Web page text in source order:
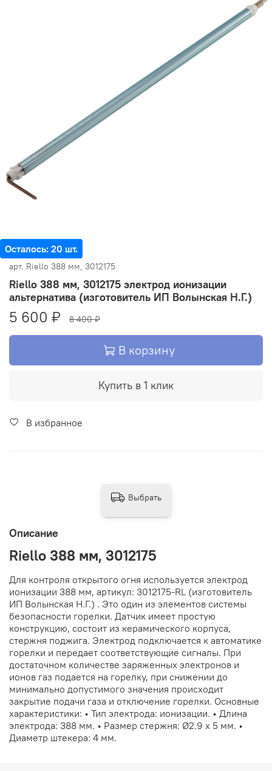
Осталось: 20 шт.
арт. Riello 388 мм, 3012175
Riello 388 мм, 3012175 электрод ионизации
альтернатива (изготовитель ИП Волынская Н.Г.)
5 600 ₽ 8 400 ₽
В корзину
Купить в 1 клик
В избранное
Описание
Riello 388 мм, 3012175
Для контроля открытого огня используется электрод
ионизации 388 мм, артикул: 3012175-RL (изготовитель
ИП Волынская Н.Г.) . Это один из элементов системы
безопасности горелки. Датчик имеет простую
конструкцию, состоит из керамического корпуса,
стержня поджига. Электрод подключается к автоматике
горелки и передает соответствующие сигналы. При
достаточном количестве заряженных электронов и
ионов газ подается на горелку, при снижении до
минимально допустимого значения происходит
закрытие подачи газа и отключение горелки. Основные
характеристики: • Тип электрода: ионизации. • Длина
электрода: 388 мм. • Размер стержня: Ø2.9 x 5 мм. •
Диаметр штекера: 4 мм.
Выбрать